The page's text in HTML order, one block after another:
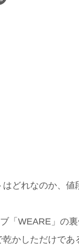
どれなのか、値
「WEARE」の
かしただけで